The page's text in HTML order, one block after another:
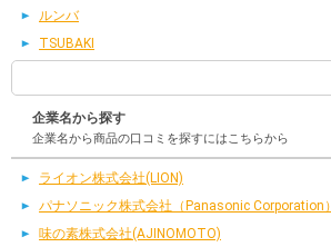
ルンバ
TSUBAKI
企業名から探す
企業名から商品の口コミを探すにはこちらから
ライオン株式会社(LION)
パナソニック株式会社（Panasonic Corporation）
味の素株式会社(AJINOMOTO)